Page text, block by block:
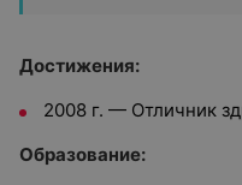
Достижения:
2008 г. — Отличник
Образование: